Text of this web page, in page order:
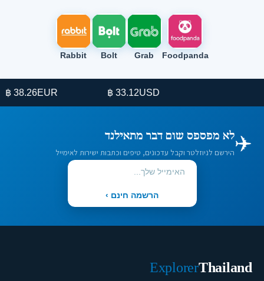
Foodpanda
Grab
Bolt
Rabbit
USD
33.12 ฿
EUR
฿
✈️לא מפספס שום דבר מתאילנד
הירשם לניוזלטר וקבל עדכונים, טיפים וכתבות ישירות לאימייל
הרשמה חינם ›
Thailand
Explorer